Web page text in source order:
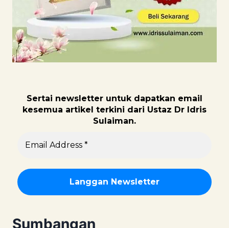
Sertai newsletter untuk dapatkan email
kesemua artikel terkini dari Ustaz Dr Idris
Sulaiman.
Sumbangan